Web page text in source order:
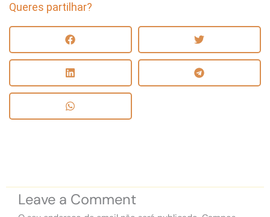
Queres partilhar?
Leave a Comment